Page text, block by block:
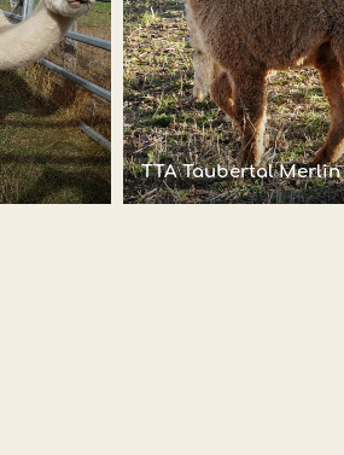
TTA Taubertal Merlin